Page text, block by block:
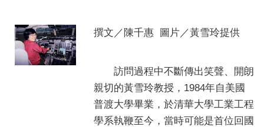
撰文／陳千惠 圖片／黃雪玲提供
訪問過程中不斷傳出笑聲、開朗
親切的黃雪玲教授，1984年自美國
普渡大學畢業，於清華大學工業工程
學系執鞭至今，當時可能是首位回國